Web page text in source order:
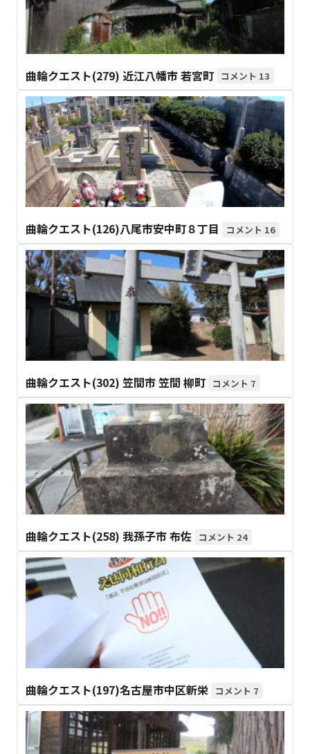
曲輪クエスト(279) 近江八幡市 若宮町 13
曲輪クエスト(126)八尾市安中町８丁目 16
曲輪クエスト(302) 笠間市 笠間 柳町 7
曲輪クエスト(258) 我孫子市 布佐 24
曲輪クエスト(197)名古屋市中区新栄 7